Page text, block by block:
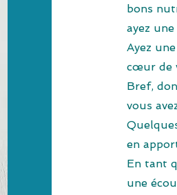
bons
ayez
Ayez
cœur de
Bref,
vous
en
En tant
une